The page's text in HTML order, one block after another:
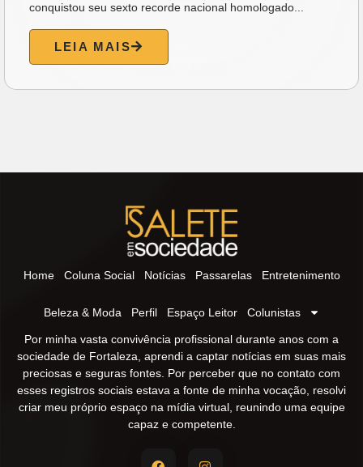
conquistou seu sexto recorde nacional homologado...
LEIA MAIS
Home Coluna Social Notícias Passarelas Entretenimento
Beleza & Moda Perfil Espaço Leitor Colunistas
Por minha vasta convivência profissional durante anos com a
sociedade de Fortaleza, aprendi a captar notícias em suas mais
preciosas e seguras fontes. Por perceber que no contato com
esses registros sociais estava a fonte de minha vocação, resolvi
criar meu próprio espaço na mídia virtual, reunindo uma equipe
capaz e competente.